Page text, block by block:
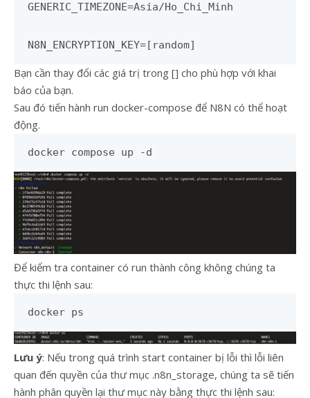
GENERIC_TIMEZONE=Asia/Ho_Chi_Minh
N8N_ENCRYPTION_KEY=[random]
Bạn cần thay đổi các giá trị trong [] cho phù hợp với khai
báo của bạn.
Sau đó tiến hành run docker-compose để N8N có thể hoạt
động.
docker compose up -d
Để kiểm tra container có run thành công không chúng ta
thực thi lệnh sau:
docker ps
Lưu ý: Nếu trong quá trình start container bị lỗi thì lỗi liên
quan đến quyền của thư mục .n8n_storage, chúng ta sẽ tiến
hành phân quyền lại thư mục này bằng thực thi lệnh sau: